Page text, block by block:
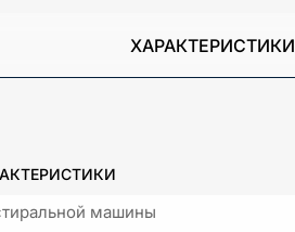
ХАРАКТЕРИСТИКИ
машины